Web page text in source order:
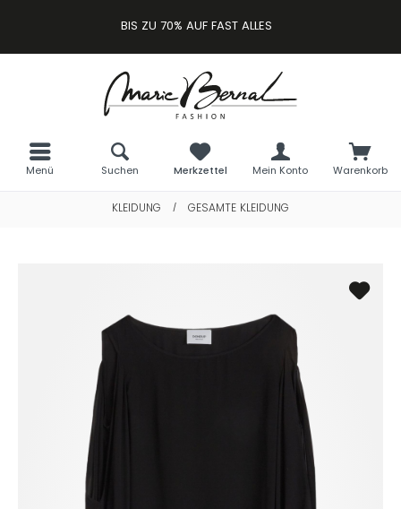
BIS ZU 70% AUF FAST ALLES
Menü Warenkorb
Merkzettel Mein Konto
Suchen
KLEIDUNG / GESAMTE KLEIDUNG